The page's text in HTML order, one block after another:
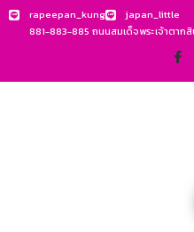
rapeepan_kung japan_little
881-883-885 ถนนสมเด็จพระเจ้าตาก